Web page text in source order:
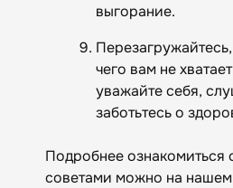
выгорание.
чего вам не
уважайте себя,
заботьтесь о
Подробнее ознакомиться
советами можно на